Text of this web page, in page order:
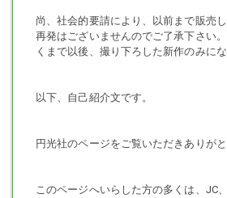
する性的搾取及び性的ぎゃくたいから被写
する、という理念から逸脱するものではな
と主張させて頂きたいと思います。
私から何かをよこせ（搾取）、だとか何か
彼女が自ら自分の持つ権利を行使し、国民
ご安心の上、所持して下さい。
尚、社会的要請により、以前まで販売
再発はございませんのでご了承下さい
くまで以後、撮り下ろした新作のみにな
以下、自己紹介文です。
円光社のページをご覧いただきありがと
このページへいらした方の多くは、JC